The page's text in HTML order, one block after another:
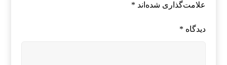
علامت‌گذاری شده‌اند *
دیدگاه *